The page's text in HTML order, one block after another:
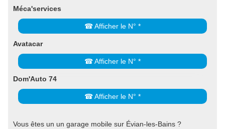
Méca'services
☎ Afficher le N° *
Avatacar
☎ Afficher le N° *
Dom'Auto 74
☎ Afficher le N° *
Vous êtes un un garage mobile sur Évian-les-Bains ?